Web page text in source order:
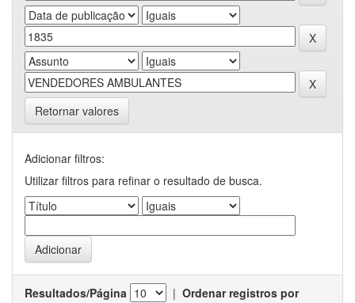
Retornar valores
Adicionar filtros:
Utilizar filtros para refinar o resultado de busca.
Resultados/Página | Ordenar registros por